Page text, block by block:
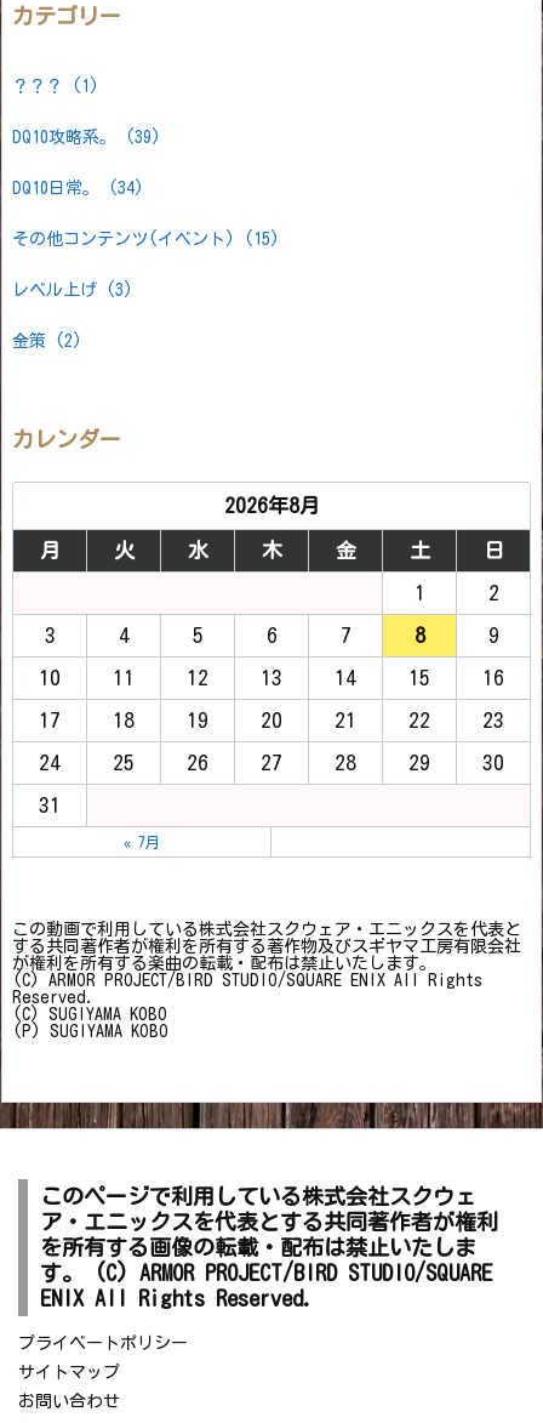
カテゴリー
？？？ (1)
DQ10攻略系。 (39)
DQ10日常。 (34)
その他コンテンツ(イベント) (15)
レベル上げ (3)
金策 (2)
カレンダー
2026年8月
月 火 水 木 金 土 日
1 2
3 4 5 6 7 8 9
10 11 12 13 14 15 16
17 18 19 20 21 22 23
24 25 26 27 28 29 30
31
« 7月
この動画で利用している株式会社スクウェア・エニックスを代表と
する共同著作者が権利を所有する著作物及びスギヤマ工房有限会社
が権利を所有する楽曲の転載・配布は禁止いたします。
(C) ARMOR PROJECT/BIRD STUDIO/SQUARE ENIX All Rights
Reserved.
(C) SUGIYAMA KOBO
(P) SUGIYAMA KOBO
このページで利用している株式会社スクウェ
ア・エニックスを代表とする共同著作者が権利
を所有する画像の転載・配布は禁止いたしま
す。 (C) ARMOR PROJECT/BIRD STUDIO/SQUARE
ENIX All Rights Reserved.
プライベートポリシー
サイトマップ
お問い合わせ